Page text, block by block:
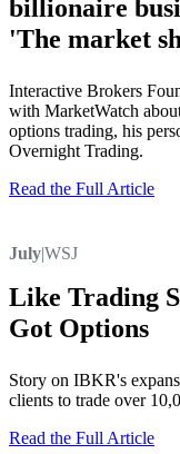
billionaire
'The market
Interactive Brokers
with MarketWatch
options trading, his
Overnight Trading.
Read the Full Article
July|WSJ
Like Trading
Got Options
Story on IBKR's
clients to trade over
Read the Full Article